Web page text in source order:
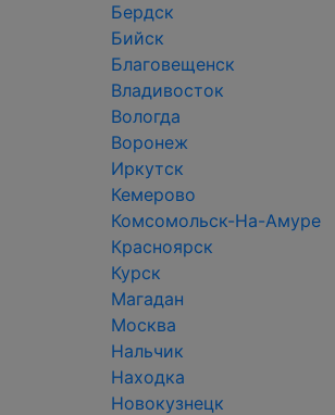
Бердск
Бийск
Благовещенск
Владивосток
Вологда
Воронеж
Иркутск
Кемерово
Комсомольск-На-Амуре
Красноярск
Курск
Магадан
Москва
Нальчик
Находка
Новокузнецк